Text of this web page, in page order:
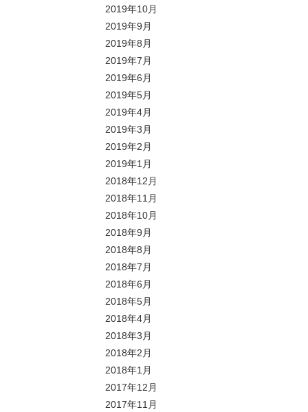
2019年10月
2019年9月
2019年8月
2019年7月
2019年6月
2019年5月
2019年4月
2019年3月
2019年2月
2019年1月
2018年12月
2018年11月
2018年10月
2018年9月
2018年8月
2018年7月
2018年6月
2018年5月
2018年4月
2018年3月
2018年2月
2018年1月
2017年12月
2017年11月